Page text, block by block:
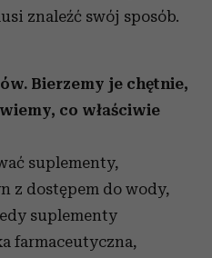
znaleźć swój sposób.
Bierzemy je chętnie,
co właściwie
suplementy,
z dostępem do wody,
suplementy
farmaceutyczna,